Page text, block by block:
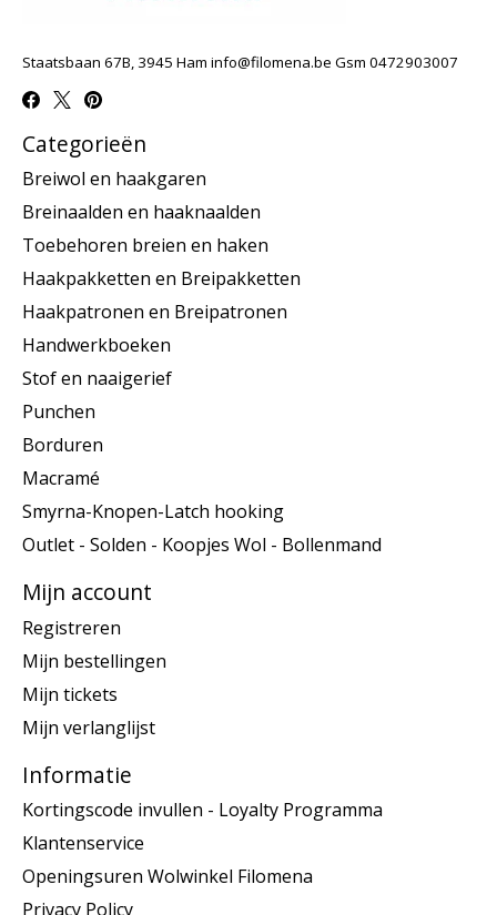
Staatsbaan 67B, 3945 Ham info@filomena.be Gsm 0472903007
Categorieën
Breiwol en haakgaren
Breinaalden en haaknaalden
Toebehoren breien en haken
Haakpakketten en Breipakketten
Haakpatronen en Breipatronen
Handwerkboeken
Stof en naaigerief
Punchen
Borduren
Macramé
Smyrna-Knopen-Latch hooking
Outlet - Solden - Koopjes Wol - Bollenmand
Mijn account
Registreren
Mijn bestellingen
Mijn tickets
Mijn verlanglijst
Informatie
Kortingscode invullen - Loyalty Programma
Klantenservice
Openingsuren Wolwinkel Filomena
Privacy Policy